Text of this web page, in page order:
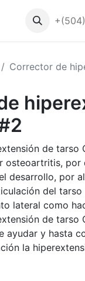
Corrector de
de tarso
osteoartritis, por
desarrollo, por
del
lateral como
de tarso
ayudar y hasta
la